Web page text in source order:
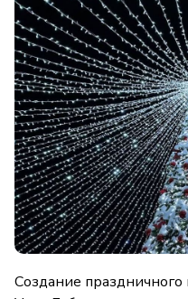
Создание